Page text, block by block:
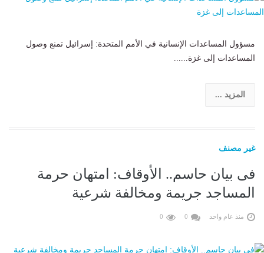
مسؤول المساعدات الإنسانية في الأمم المتحدة: إسرائيل تمنع وصول
المساعدات إلى غزة......
المزيد ...
غير مصنف
فى بيان حاسم.. الأوقاف: امتهان حرمة
المساجد جريمة ومخالفة شرعية
منذ عام واحد 0
0